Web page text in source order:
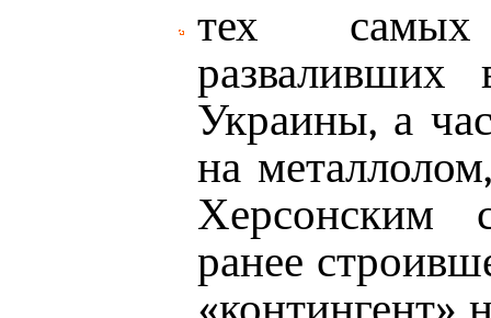
тех самых
Украины, а
на
Херсонским
ранее